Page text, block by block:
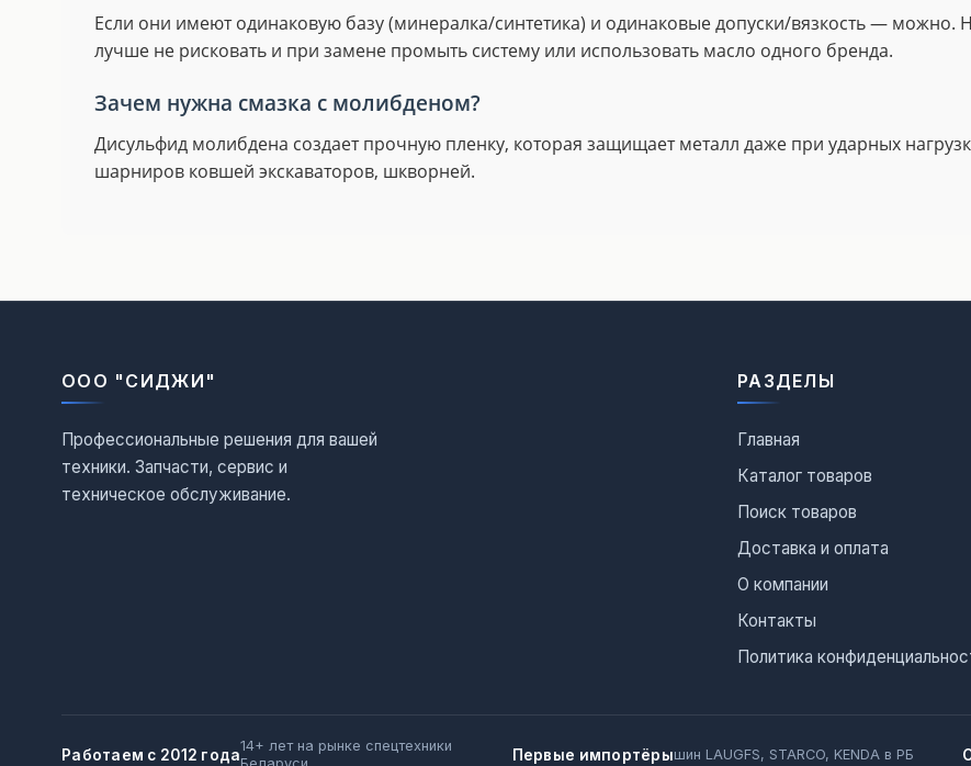
Если они имеют одинаковую базу (минералка/синтетика) и одинаковые допуски/вязкость — можно.
лучше не рисковать и при замене промыть систему или использовать масло одного бренда.
Зачем нужна смазка с молибденом?
Дисульфид молибдена создает прочную пленку, которая защищает металл даже при ударных
шарниров ковшей экскаваторов, шкворней.
ООО "СИДЖИ"
Профессиональные решения для вашей
техники. Запчасти, сервис и
техническое обслуживание.
РАЗДЕЛЫ
Главная
Каталог товаров
Поиск товаров
Доставка и оплата
О компании
Контакты
Политика
Работаем с 2012 года14+ лет на рынке спецтехники
Первые импортёрышин LAUGFS, STARCO, KENDA в РБ